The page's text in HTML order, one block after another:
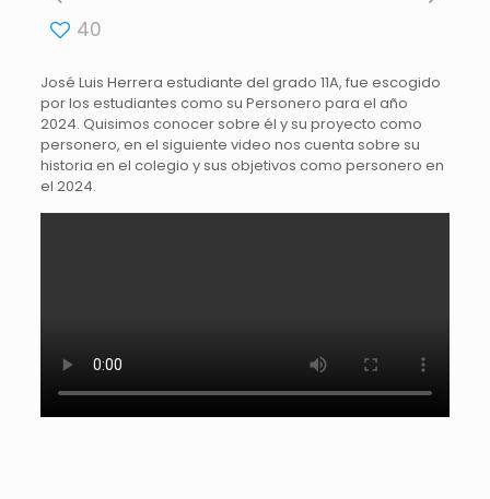
40
José Luis Herrera estudiante del grado 11A, fue escogido
por los estudiantes como su Personero para el año
2024. Quisimos conocer sobre él y su proyecto como
personero, en el siguiente video nos cuenta sobre su
historia en el colegio y sus objetivos como personero en
el 2024.